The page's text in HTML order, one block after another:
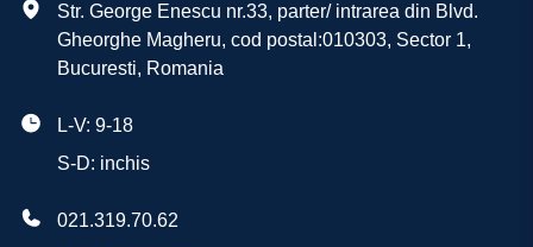
Str. George Enescu nr.33, parter/ intrarea din Blvd.
Gheorghe Magheru, cod postal:010303, Sector 1,
Bucuresti, Romania
L-V: 9-18
S-D: inchis
021.319.70.62